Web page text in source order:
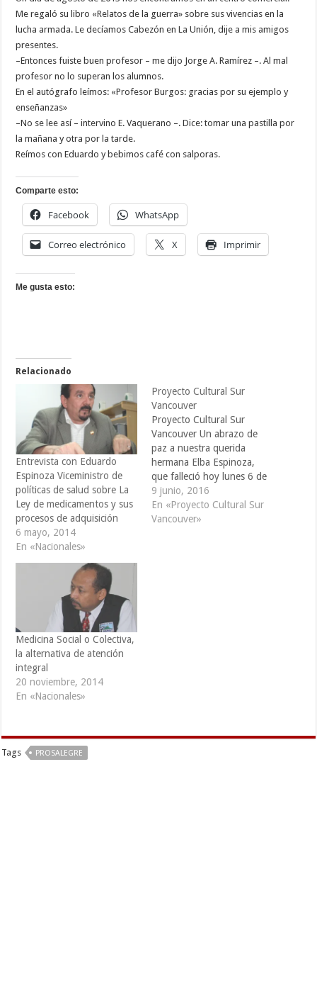
Me regaló su libro «Relatos de la guerra» sobre sus vivencias en la
lucha armada. Le decíamos Cabezón en La Unión, dije a mis amigos
presentes.
–Entonces fuiste buen profesor – me dijo Jorge A. Ramírez –. Al mal
profesor no lo superan los alumnos.
En el autógrafo leímos: «Profesor Burgos: gracias por su ejemplo y
enseñanzas»
–No se lee así – intervino E. Vaquerano –. Dice: tomar una pastilla por
la mañana y otra por la tarde.
Reímos con Eduardo y bebimos café con salporas.
Comparte esto:
Facebook WhatsApp
Correo electrónico X Imprimir
Me gusta esto:
Relacionado
Entrevista con Eduardo
Espinoza Viceministro de
políticas de salud sobre La
Ley de medicamentos y sus
procesos de adquisición
6 mayo, 2014
En «Nacionales»
Proyecto Cultural Sur
Vancouver
Proyecto Cultural Sur
Vancouver Un abrazo de
paz a nuestra querida
hermana Elba Espinoza,
que falleció hoy lunes 6 de
junio 2016 a las 11 de la
maña. Con mucho dolor
comunica a la comunidad
9 junio, 2016
En «Proyecto Cultural Sur
Vancouver»
Medicina Social o Colectiva,
la alternativa de atención
integral
20 noviembre, 2014
En «Nacionales»
Tags PROSALEGRE